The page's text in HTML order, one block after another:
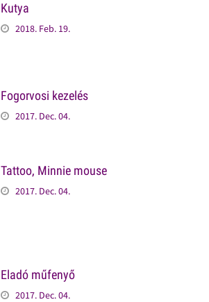
Kutya
2018. Feb. 19.
Fogorvosi kezelés
2017. Dec. 04.
Tattoo, Minnie mouse
2017. Dec. 04.
Eladó műfenyő
2017. Dec. 04.